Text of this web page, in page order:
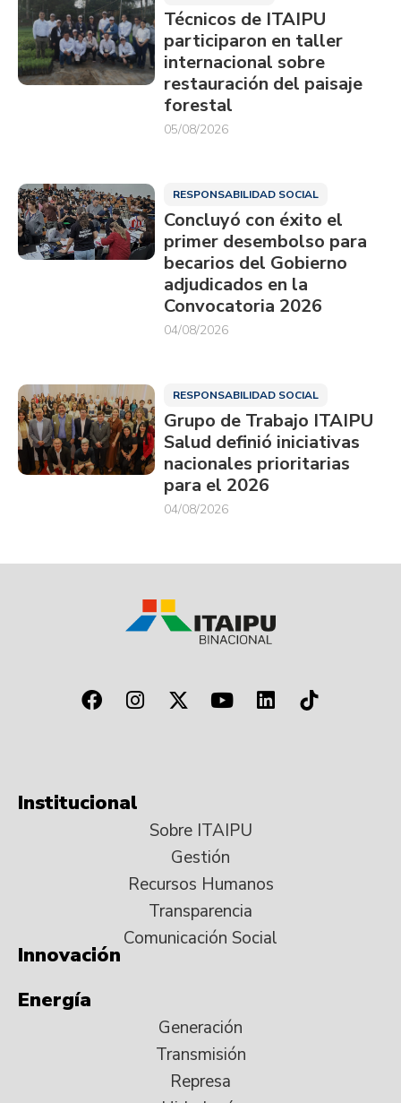
Técnicos de ITAIPU
participaron en taller
internacional sobre
restauración del paisaje
forestal
05/08/2026
RESPONSABILIDAD SOCIAL
Concluyó con éxito el
primer desembolso para
becarios del Gobierno
adjudicados en la
Convocatoria 2026
04/08/2026
RESPONSABILIDAD SOCIAL
Grupo de Trabajo ITAIPU
Salud definió iniciativas
nacionales prioritarias
para el 2026
04/08/2026
Institucional
Sobre ITAIPU
Gestión
Recursos Humanos
Transparencia
Comunicación Social
Innovación
Energía
Generación
Transmisión
Represa